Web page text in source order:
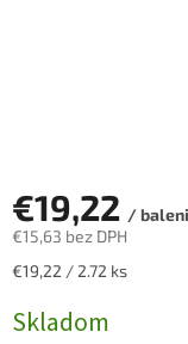
€19,22 /
€15,63 bez DPH
Jednotková
€19,22 / 2.72 ks
Skladom